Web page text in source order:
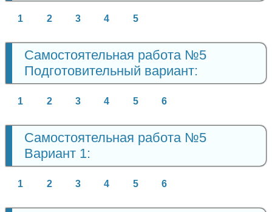
1 2 3 4 5
Самостоятельная работа №5
Подготовительный вариант:
1 2 3 4 5 6
Самостоятельная работа №5
Вариант 1:
1 2 3 4 5 6